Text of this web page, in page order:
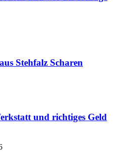
Stehfalz Scharen
und richtiges Geld